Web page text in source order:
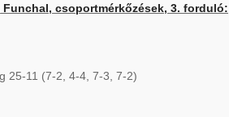
csoportmérkőzések, 3. forduló:
25-11 (7-2, 4-4, 7-3, 7-2)